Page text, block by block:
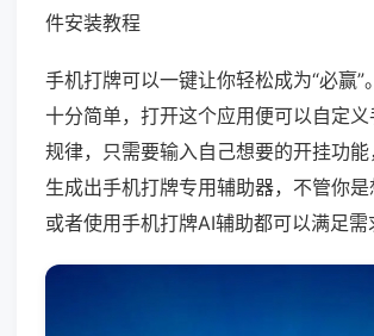
件安装教程
手机打牌可以一键让你轻松成为“必赢”
十分简单，打开这个应用便可以自定
规律，只需要输入自己想要的开挂功
生成出手机打牌专用辅助器，不管你
或者使用手机打牌AI辅助都可以满足需